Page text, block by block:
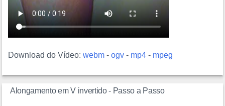
Download do Vídeo:webm -ogv - mp4 - mpeg
Alongamento em V invertido - Passo a Passo